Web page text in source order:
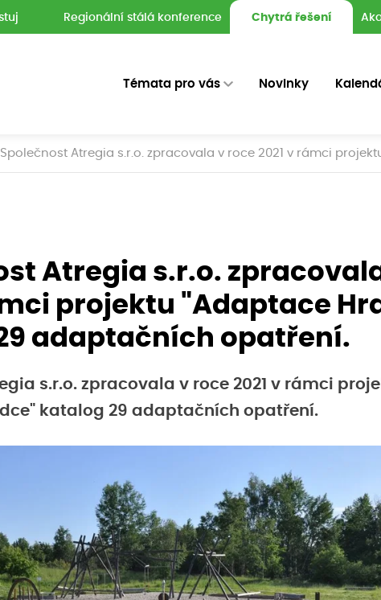
Regionální stálá konference Chytrá řešení
Témata pro vás Novinky
Společnost Atregia s.r.o. zpracovala v roce 2021 v rámci
Atregia s.r.o.
projektu "Adaptace
adaptačních opatření.
s.r.o. zpracovala v roce 2021 v rámci
katalog 29 adaptačních opatření.